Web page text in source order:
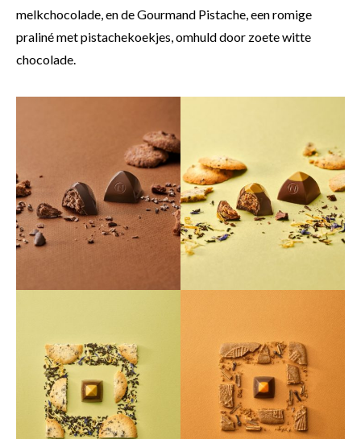
melkchocolade, en de Gourmand Pistache, een romige
praliné met pistachekoekjes, omhuld door zoete witte
chocolade.